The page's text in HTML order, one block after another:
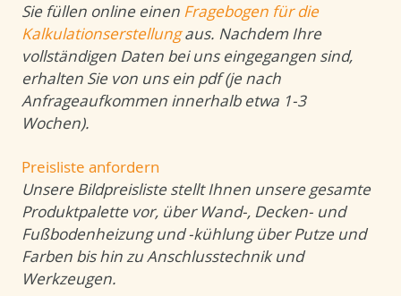
Sie füllen online einen Fragebogen für die
Kalkulationserstellungaus. Nachdem Ihre
vollständigen Daten bei uns eingegangen sind,
erhalten Sie von uns ein pdf (je nach
Anfrageaufkommen innerhalb etwa 1-3
Wochen).
Preisliste anfordern
Unsere Bildpreisliste stellt Ihnen unsere gesamte
Produktpalette vor, über Wand-, Decken- und
Fußbodenheizung und -kühlung über Putze und
Farben bis hin zu Anschlusstechnik und
Werkzeugen.